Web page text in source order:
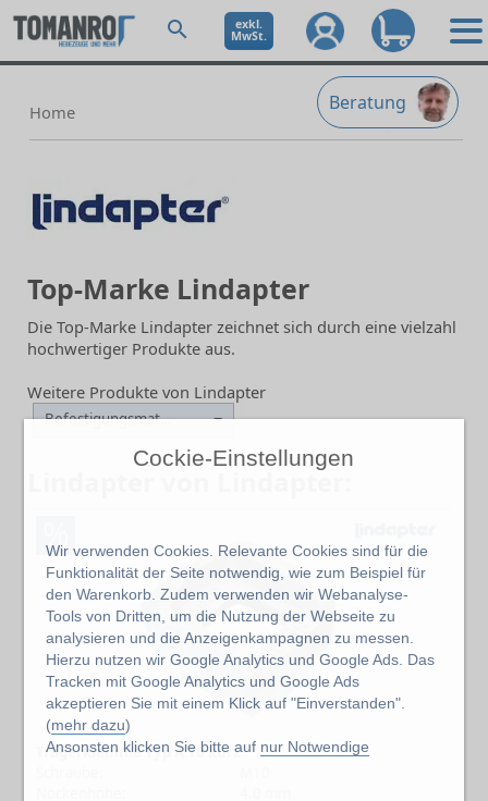
Cockie-Einstellungen
Wir verwenden Cookies. Relevante Cookies sind für die
Funktionalität der Seite notwendig, wie zum Beispiel für
den Warenkorb. Zudem verwenden wir Webanalyse-
Tools von Dritten, um die Nutzung der Webseite zu
analysieren und die Anzeigenkampagnen zu messen.
Hierzu nutzen wir Google Analytics und Google Ads. Das
Tracken mit Google Analytics und Google Ads
akzeptieren Sie mit einem Klick auf "Einverstanden".
(mehr dazu)
Ansonsten klicken Sie bitte auf nur Notwendige
exkl.
MwSt.
Beratung
Home
Top-Marke Lindapter
Die Top-Marke Lindapter zeichnet sich durch eine vielzahl
hochwertiger Produkte aus.
Weitere Produkte von Lindapter
Befestigungsmaterial
Lindapter von Lindapter:
%
Trägerklemme Typ A 10 kurz